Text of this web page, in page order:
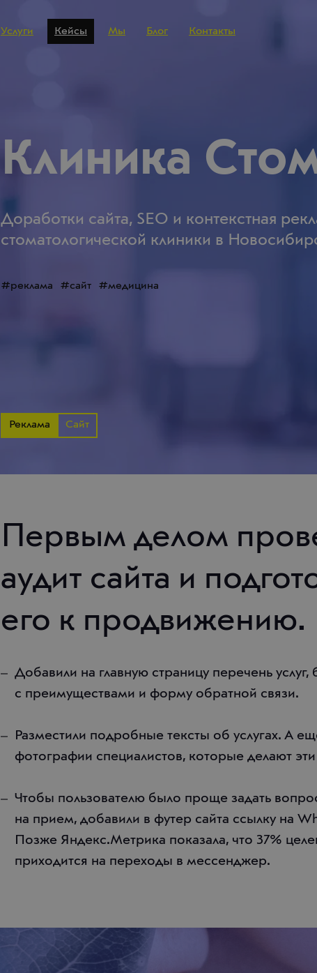
Услуги Кейсы Мы Блог Контакты
Клиника
Доработки сайта, SEO и контекстная
стоматологической клиники в
реклама сайт медицина
Реклама Сайт
Первым делом
аудит сайта и
его к продвижению.
Добавили на главную страницу перечень услуг,
с преимуществами и форму обратной связи.
Разместили подробные тексты об услугах. А
фотографии специалистов, которые делают
Чтобы пользователю было проще задать
на прием, добавили в футер сайта ссылку на
Позже Яндекс.Метрика показала, что 37%
приходится на переходы в мессенджер.